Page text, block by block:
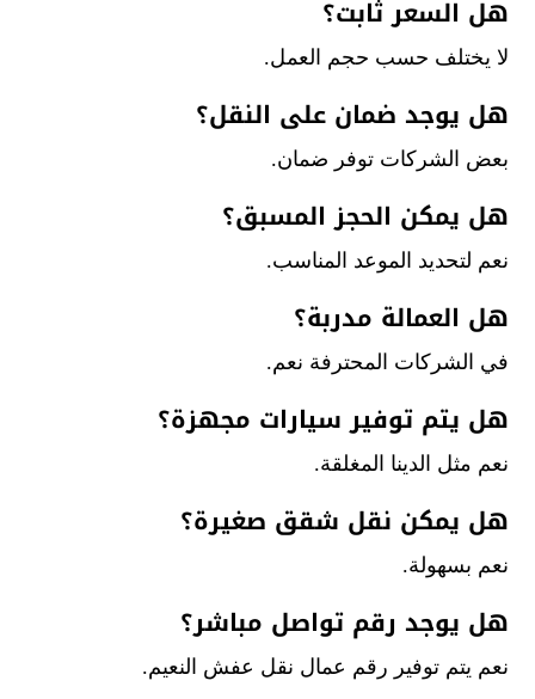
هل السعر ثابت؟
لا يختلف حسب حجم العمل.
هل يوجد ضمان على النقل؟
بعض الشركات توفر ضمان.
هل يمكن الحجز المسبق؟
نعم لتحديد الموعد المناسب.
هل العمالة مدربة؟
في الشركات المحترفة نعم.
هل يتم توفير سيارات مجهزة؟
نعم مثل الدينا المغلقة.
هل يمكن نقل شقق صغيرة؟
نعم بسهولة.
هل يوجد رقم تواصل مباشر؟
نعم يتم توفير رقم عمال نقل عفش النعيم.